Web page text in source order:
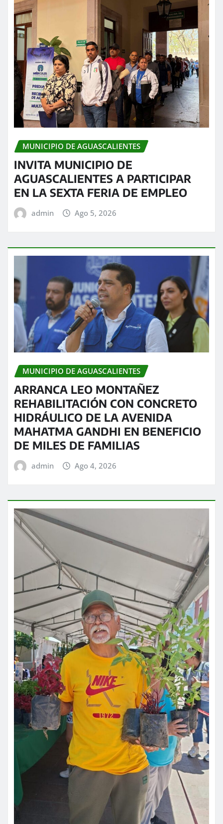
MUNICIPIO DE AGUASCALIENTES
INVITA MUNICIPIO DE
AGUASCALIENTES A PARTICIPAR
EN LA SEXTA FERIA DE EMPLEO
admin Ago 5, 2026
MUNICIPIO DE AGUASCALIENTES
ARRANCA LEO MONTAÑEZ
REHABILITACIÓN CON CONCRETO
HIDRÁULICO DE LA AVENIDA
MAHATMA GANDHI EN BENEFICIO
DE MILES DE FAMILIAS
admin Ago 4, 2026